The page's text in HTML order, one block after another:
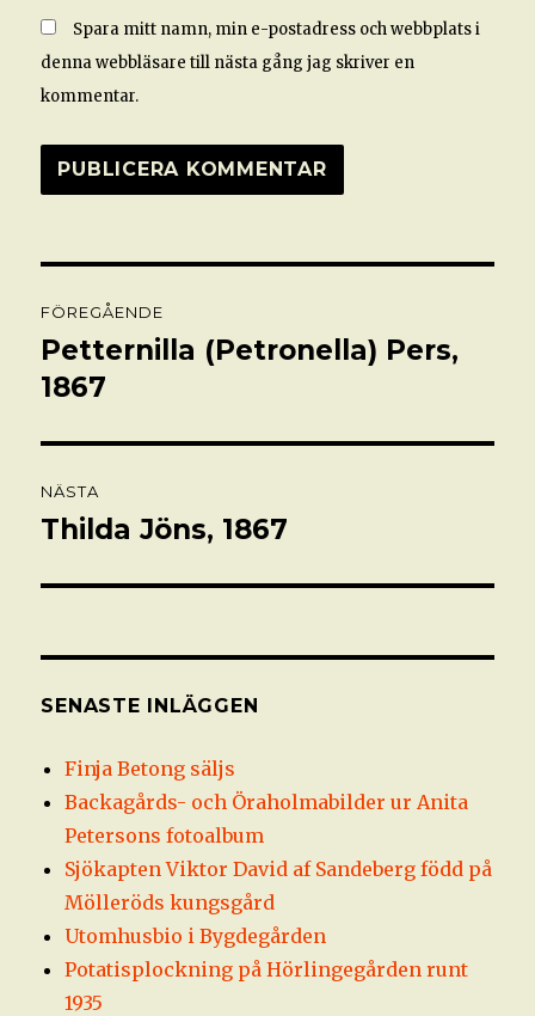
Spara mitt namn, min e-postadress och webbplats i
denna webbläsare till nästa gång jag skriver en
kommentar.
FÖREGÅENDE
Föregående
inlägg:
Petternilla (Petronella) Pers,
1867
NÄSTA
Nästa
Thilda Jöns, 1867
SENASTE INLÄGGEN
Finja Betong säljs
Backagårds- och Öraholmabilder ur Anita
Petersons fotoalbum
Sjökapten Viktor David af Sandeberg född på
Mölleröds kungsgård
Utomhusbio i Bygdegården
Potatisplockning på Hörlingegården runt
1935